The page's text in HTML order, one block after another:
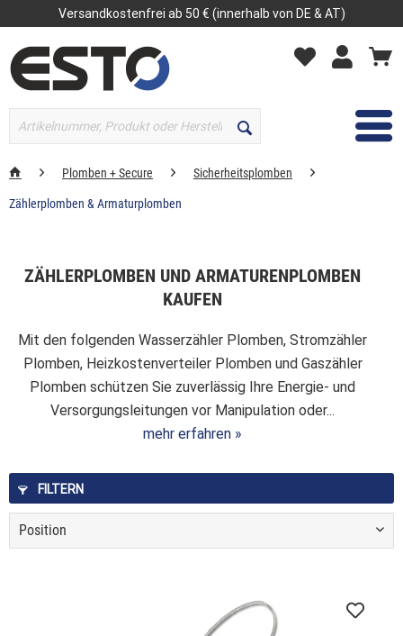
Versandkostenfrei ab 50 € (innerhalb von DE & AT)
MENÜ
Plomben + Secure Sicherheitsplomben
Zählerplomben & Armaturplomben
ZÄHLERPLOMBEN UND ARMATURENPLOMBEN
KAUFEN
Mit den folgenden Wasserzähler Plomben, Stromzähler
Plomben, Heizkostenverteiler Plomben und Gaszähler
Plomben schützen Sie zuverlässig Ihre Energie- und
Versorgungsleitungen vor Manipulation oder...
mehr erfahren »
FILTERN